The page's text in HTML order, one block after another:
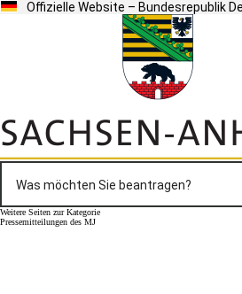
Offizielle Website – Bundesrepublik
Weitere Seiten zur Kategorie
Pressemitteilungen des MJ